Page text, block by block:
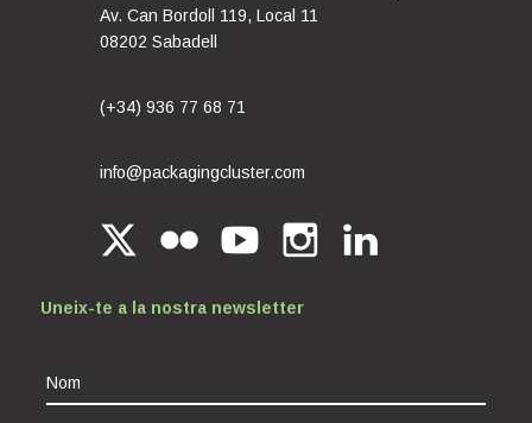
Av. Can Bordoll 119, Local 11
08202 Sabadell
(+34) 936 77 68 71
info@packagingcluster.com
Uneix-te a la nostra newsletter